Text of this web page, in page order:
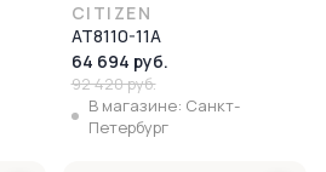
CITIZEN
AT8110-11A
64 694 руб.
92 420 руб.
В магазине: Санкт-
Петербург